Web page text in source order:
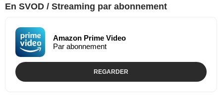
En SVOD / Streaming par abonnement
Amazon Prime Video
Par abonnement
REGARDER